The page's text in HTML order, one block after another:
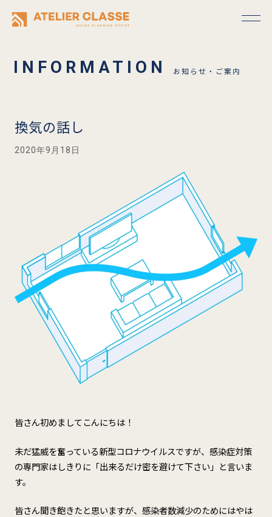
お知らせ・ご案内
換気の話し
2020年9月18日
皆さん初めましてこんにちは！
未だ猛威を奮っている新型コロナウイルスですが、感染症対策
の専門家はしきりに「出来るだけ密を避けて下さい」と言いま
す。
皆さん聞き飽きたと思いますが、感染者数減少のためにはやは